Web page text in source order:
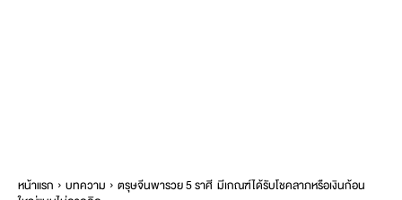
หน้าแรก บทความ
ตรุษจีนพารวย 5 ราศี มีเกณฑ์ได้รับโชคลาภหรือเงินก้อน